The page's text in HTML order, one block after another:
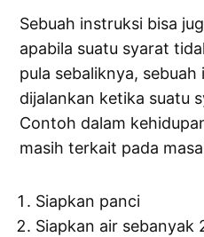
Sebuah instruksi bisa
apabila suatu syarat
pula sebaliknya, sebuah
dijalankan ketika suatu
Contoh dalam
masih terkait pada
Siapkan panci
Siapkan air sebanyak